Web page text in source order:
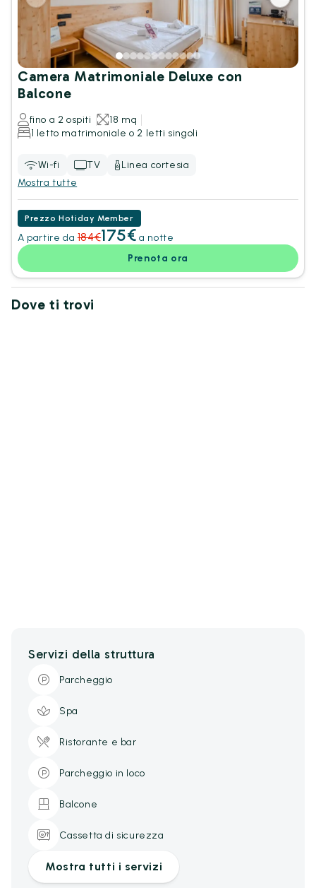
Camera Matrimoniale Deluxe con
Balcone
fino a 2 ospiti
18 mq
1 letto matrimoniale o 2 letti singoli
Wi-fi TV
Linea cortesia
Mostra tutte
Prezzo Hotiday Member
A partire da 184€175€ a notte
Prenota ora
Dove ti trovi
Servizi della struttura
Parcheggio
Spa
Ristorante e bar
Parcheggio in loco
Balcone
Cassetta di sicurezza
Mostra tutti i servizi